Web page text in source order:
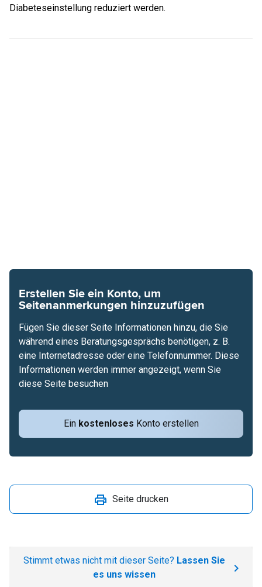
Diabeteseinstellung reduziert werden.
Erstellen Sie ein Konto, um
Seitenanmerkungen hinzuzufügen
Ein kostenloses Konto erstellen
Fügen Sie dieser Seite Informationen hinzu, die Sie
während eines Beratungsgesprächs benötigen, z. B.
eine Internetadresse oder eine Telefonnummer. Diese
Informationen werden immer angezeigt, wenn Sie
diese Seite besuchen
Seite drucken
Stimmt etwas nicht mit dieser Seite? Lassen Sie
es uns wissen